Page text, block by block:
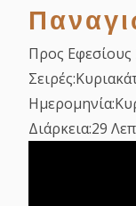
Προς
Σειρές:
Ημερομηνία:
Διάρκεια:29